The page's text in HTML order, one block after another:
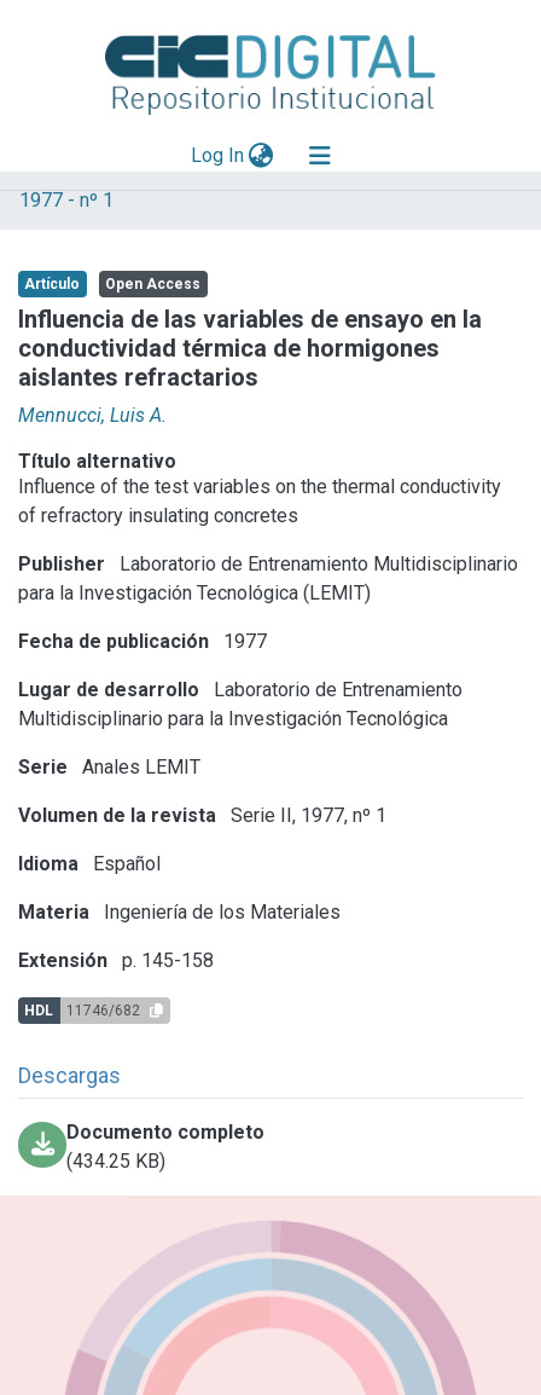
Log In(current)
Explorar
Aportar material
Statistics
1977 - nº 1
Artículo Open Access
Influencia de las variables de ensayo en la
conductividad térmica de hormigones
aislantes refractarios
Mennucci, Luis A.
Título alternativo
Influence of the test variables on the thermal conductivity
of refractory insulating concretes
Publisher
Laboratorio de Entrenamiento Multidisciplinario
para la Investigación Tecnológica (LEMIT)
Fecha de publicación 1977
Lugar de desarrollo
Laboratorio de Entrenamiento
Multidisciplinario para la Investigación Tecnológica
Serie Anales LEMIT
Volumen de la revista Serie II, 1977, nº 1
Idioma Español
Materia Ingeniería de los Materiales
Extensión p. 145-158
HDL 11746/682
Descargas
Documento completo
(434.25 KB)